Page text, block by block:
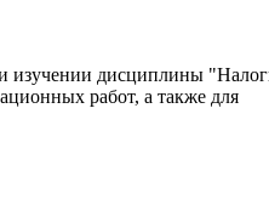
изучении дисциплины
работ, а также для